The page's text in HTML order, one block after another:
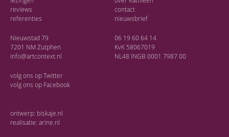
reviews
referenties
contact
nieuwsbrief
Nieuwstad 79
7201 NM Zutphen
info@artcontext.nl
06 19 60 64 14
KvK 58067019
NL48 INGB 0001 7987 00
volg ons opTwitter
volg ons op Facebook
ontwerp: biskaje.nl
realisatie: arine.nl